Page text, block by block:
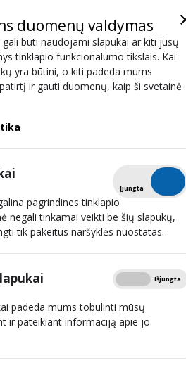
duomenų valdymas
būti naudojami slapukai ar kiti jūsų
tinklapio funkcionalumo tikslais. Kai
yra būtini, o kiti padeda mums
ir gauti duomenų, kaip ši svetainė
Tikrinti
Įjungta
pagrindines tinklapio
negali tinkamai veikti be šių slapukų,
tik pakeitus naršyklės nuostatas.
Rodyti Išjungta
padeda mums tobulinti mūsų
ir pateikiant informaciją apie jo
Lietuvos
Už autorių teisių
bauda
2024 10 16
Stabdoma
2024 10 16